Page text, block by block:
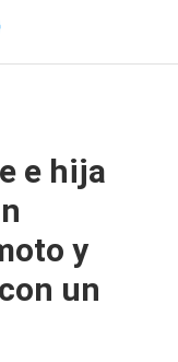
e hija
y
un